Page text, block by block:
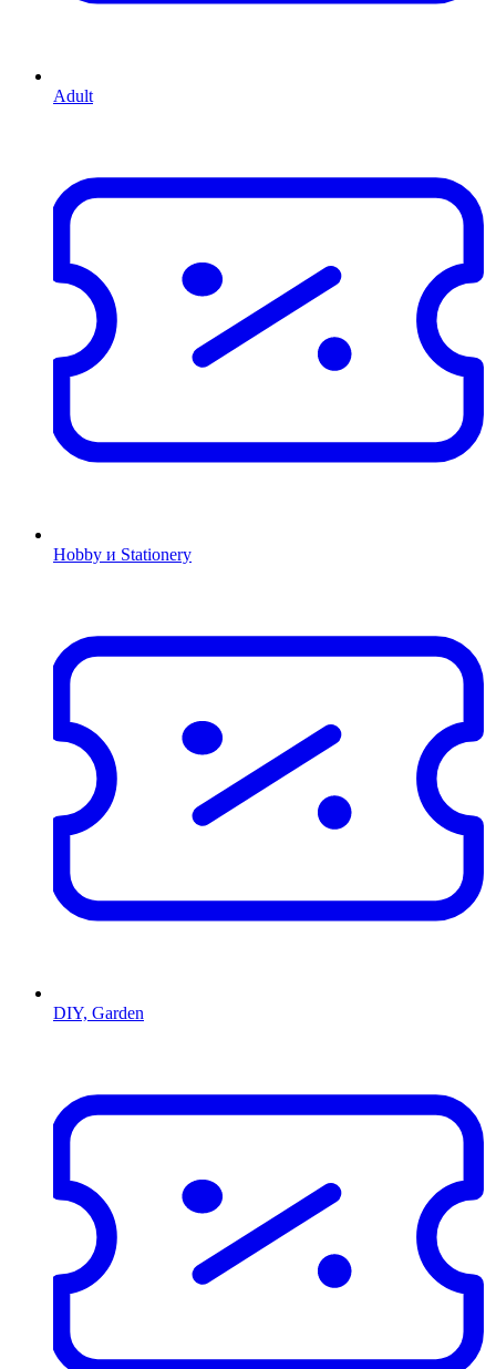
Adult
Hobby и Stationery
DIY, Garden